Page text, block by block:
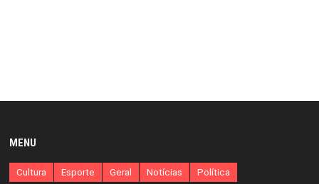
MENU
Cultura Esporte Geral Notícias Política